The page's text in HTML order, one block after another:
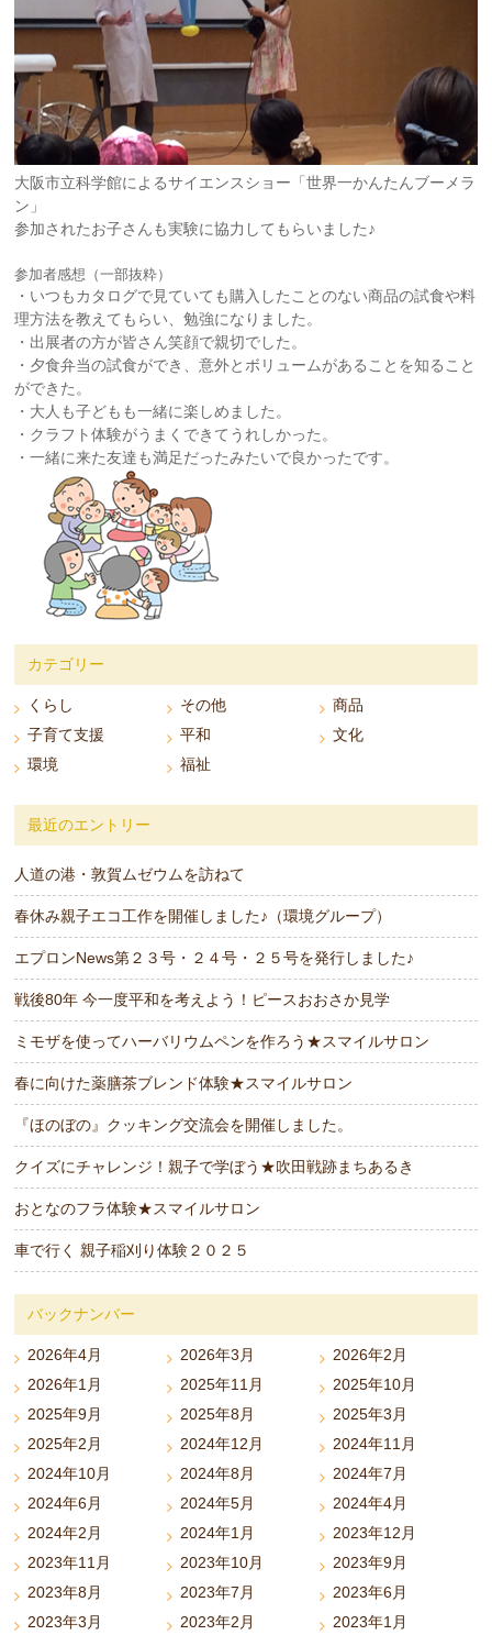
大阪市立科学館によるサイエンスショー「世界一かんたんブーメラ
ン」
参加されたお子さんも実験に協力してもらいました♪
参加者感想（一部抜粋）
・いつもカタログで見ていても購入したことのない商品の試食や料
理方法を教えてもらい、勉強になりました。
・出展者の方が皆さん笑顔で親切でした。
・夕食弁当の試食ができ、意外とボリュームがあることを知ること
ができた。
・大人も子どもも一緒に楽しめました。
・クラフト体験がうまくできてうれしかった。
・一緒に来た友達も満足だったみたいで良かったです。
カテゴリー
くらし その他
商品
子育て支援
平和
文化
環境
福祉
最近のエントリー
人道の港・敦賀ムゼウムを訪ねて
春休み親子エコ工作を開催しました♪（環境グループ）
エプロンNews第２３号・２４号・２５号を発行しました♪
戦後80年 今一度平和を考えよう！ピースおおさか見学
ミモザを使ってハーバリウムペンを作ろう★スマイルサロン
春に向けた薬膳茶ブレンド体験★スマイルサロン
『ほのぼの』クッキング交流会を開催しました。
クイズにチャレンジ！親子で学ぼう★吹田戦跡まちあるき
おとなのフラ体験★スマイルサロン
車で行く 親子稲刈り体験２０２５
バックナンバー
2026年4月 2026年3月
2026年2月
2026年1月
2025年11月
2025年10月
2025年9月
2025年8月
2025年3月
2025年2月
2024年12月
2024年11月
2024年10月
2024年8月
2024年7月
2024年6月
2024年5月
2024年4月
2024年2月
2024年1月
2023年12月
2023年11月
2023年10月
2023年9月
2023年8月
2023年7月
2023年6月
2023年3月
2023年2月
2023年1月